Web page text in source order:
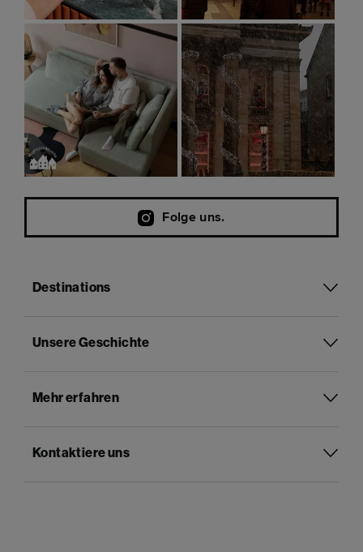
Folge uns.
Destinations
Unsere Geschichte
Mehr erfahren
Kontaktiere uns